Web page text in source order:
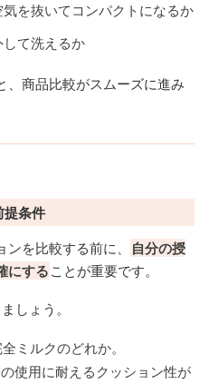
気を抜いてコンパクトになるか
して洗えるか
、商品比較がスムーズに進み
提条件
を比較する前に、
自分の授
にする ことが重要です。
しょう。
ミルクのどれか。
使用に耐えるクッション性が